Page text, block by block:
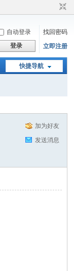
自动登录
找回密码
登录 立即注册
快捷导航
加为好友
发送消息